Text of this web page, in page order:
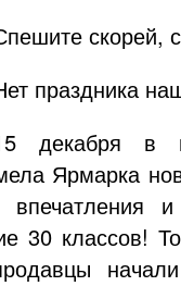
скорей,
праздника
декабря в
Ярмарка
впечатления
30 классов!
начали